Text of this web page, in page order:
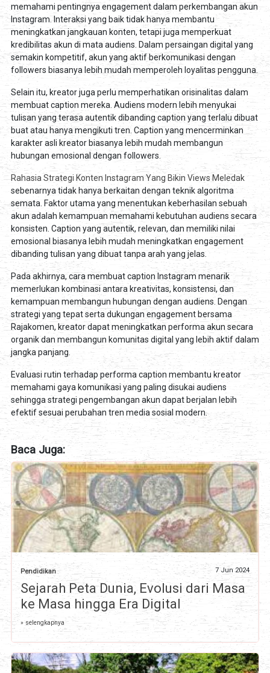
memahami pentingnya engagement dalam perkembangan akun
Instagram. Interaksi yang baik tidak hanya membantu
meningkatkan jangkauan konten, tetapi juga memperkuat
kredibilitas akun di mata audiens. Dalam persaingan digital yang
semakin kompetitif, akun yang aktif berkomunikasi dengan
followers biasanya lebih mudah memperoleh loyalitas pengguna.
Selain itu, kreator juga perlu memperhatikan orisinalitas dalam
membuat caption mereka. Audiens modern lebih menyukai
tulisan yang terasa autentik dibanding caption yang terlalu dibuat
buat atau hanya mengikuti tren. Caption yang mencerminkan
karakter asli kreator biasanya lebih mudah membangun
hubungan emosional dengan followers.
Rahasia Strategi Konten Instagram Yang Bikin Views Meledak
sebenarnya tidak hanya berkaitan dengan teknik algoritma
semata. Faktor utama yang menentukan keberhasilan sebuah
akun adalah kemampuan memahami kebutuhan audiens secara
konsisten. Caption yang autentik, relevan, dan memiliki nilai
emosional biasanya lebih mudah meningkatkan engagement
dibanding tulisan yang dibuat tanpa arah yang jelas.
Pada akhirnya, cara membuat caption Instagram menarik
memerlukan kombinasi antara kreativitas, konsistensi, dan
kemampuan membangun hubungan dengan audiens. Dengan
strategi yang tepat serta dukungan engagement bersama
Rajakomen, kreator dapat meningkatkan performa akun secara
organik dan membangun komunitas digital yang lebih aktif dalam
jangka panjang.
Evaluasi rutin terhadap performa caption membantu kreator
memahami gaya komunikasi yang paling disukai audiens
sehingga strategi pengembangan akun dapat berjalan lebih
efektif sesuai perubahan tren media sosial modern.
Baca Juga:
Pendidikan 7 Jun 2024
Sejarah Peta Dunia, Evolusi dari Masa
ke Masa hingga Era Digital
» selengkapnya